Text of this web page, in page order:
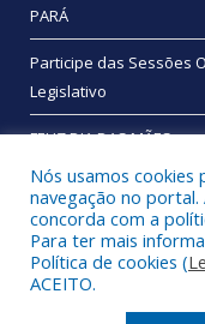
PARÁ
Participe das Sessões
Legislativo
FELIZ DIA DAS MÃES
Todos os direitos
Nós usamos cookies
navegação no
concorda com a
Para ter mais
Política de cookies (
ACEITO.